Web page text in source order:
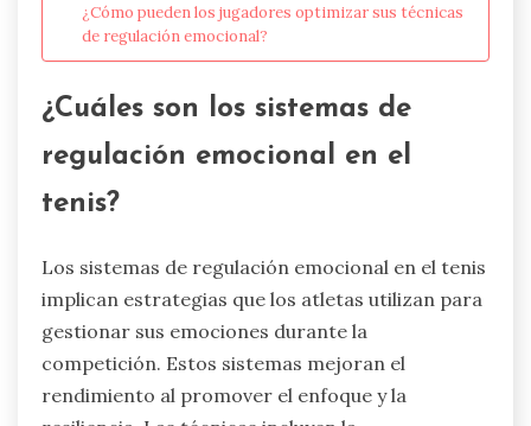
¿Cómo pueden los jugadores optimizar sus técnicas
de regulación emocional?
¿Cuáles son los sistemas de
regulación emocional en el
tenis?
Los sistemas de regulación emocional en el tenis
implican estrategias que los atletas utilizan para
gestionar sus emociones durante la
competición. Estos sistemas mejoran el
rendimiento al promover el enfoque y la